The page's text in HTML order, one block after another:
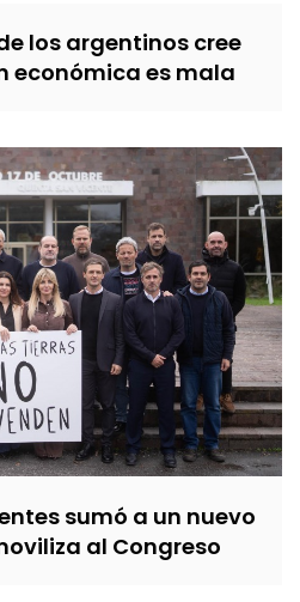
los argentinos cree
económica es mala
sumó a un nuevo
al Congreso